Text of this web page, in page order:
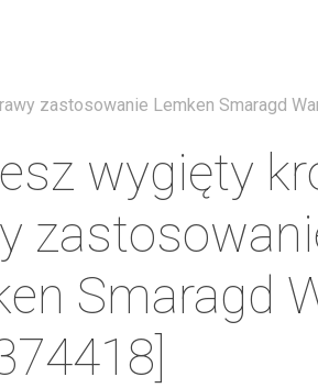
zastosowanie Lemken Smaragd
wygięty
Smaragd